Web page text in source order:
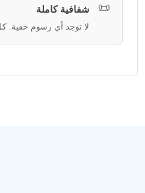
📜 شفافية كاملة
لا توجد أي رسوم خفية.